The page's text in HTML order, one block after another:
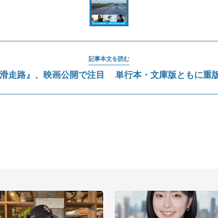
記事本文を読む
走路』、映画公開で注目 単行本・文庫版ともに重